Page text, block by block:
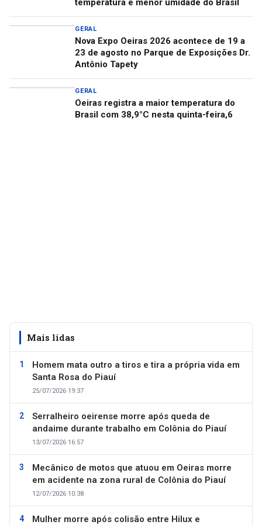
temperatura e menor umidade do Brasil
GERAL
Nova Expo Oeiras 2026 acontece de 19 a
23 de agosto no Parque de Exposições Dr.
Antônio Tapety
GERAL
Oeiras registra a maior temperatura do
Brasil com 38,9°C nesta quinta-feira,6
Mais lidas
Homem mata outro a tiros e tira a própria vida em
Santa Rosa do Piauí
25/07/2026 19:37
Serralheiro oeirense morre após queda de
andaime durante trabalho em Colônia do Piauí
13/07/2026 16:57
Mecânico de motos que atuou em Oeiras morre
em acidente na zona rural de Colônia do Piauí
12/07/2026 10:38
Mulher morre após colisão entre Hilux e